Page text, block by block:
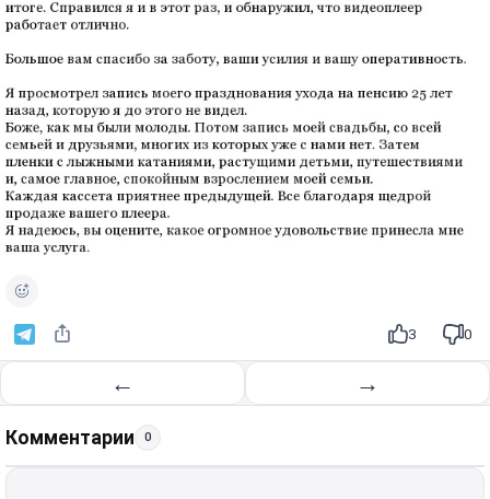
3 0
← →
Комментарии 0